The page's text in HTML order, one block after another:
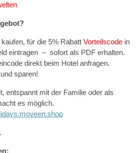
für die 5% Rabatt Vorteilscode in
eintragen – sofort als PDF erhalten.
direkt beim Hotel anfragen.
sparen!
entspannt mit der Familie oder als
es möglich.